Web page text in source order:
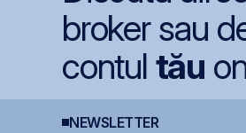
broker sau
contul tău
NEWSLETTER